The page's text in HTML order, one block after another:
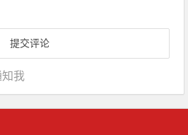
知我